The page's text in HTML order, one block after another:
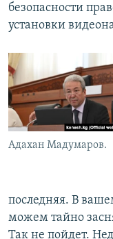
безопасности
установки
Адахан Мадумаров.
последняя. В
можем тайно
Так не пойдет.